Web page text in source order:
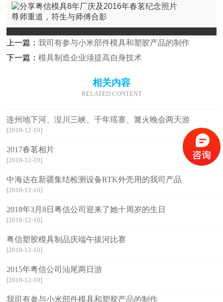
尊师重道，符生与师傅合影
上一篇：我司有参与小米部件模具和塑胶产品的制作
下一篇：模具制造企业须提高自身技术
相关内容
RELATED CONTENT
连州地下河、湟川三峡、千年瑶寨、篝火晚会两天游
[2018-12-10]
2017春茗相片
[2018-12-10]
中海达在新疆集结检测设备RTK外壳用的我司产品
[2018-12-10]
2018年3月8日粤信公司迎来了她十周岁的生日
[2018-12-10]
粤信塑胶模具制品庆端午拔河比赛
[2018-12-10]
2015年粤信公司汕尾两日游
[2018-12-10]
我司有参与小米部件模具和塑胶产品的制作